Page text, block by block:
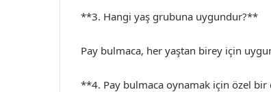
**3. Hangi yaş grubuna uygundur?**
Pay bulmaca, her yaştan birey için
**4. Pay bulmaca oynamak için özel